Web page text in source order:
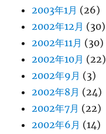
2003年1月 (26)
2002年12月 (30)
2002年11月 (30)
2002年10月 (22)
2002年9月 (3)
2002年8月 (24)
2002年7月 (22)
2002年6月 (14)